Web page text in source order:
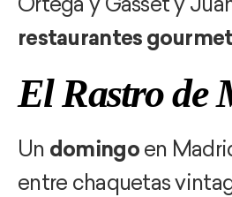
restaurantes gourmet
El Rastro de
Un domingoen
entre chaquetas